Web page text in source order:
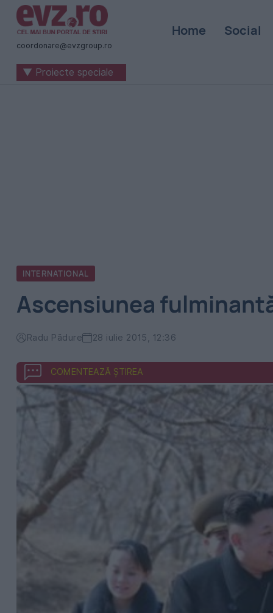
Știri
naționale
internaționale
coordonare@evzgroup.ro
Home Social
▼ Proiecte speciale
INTERNATIONAL
Ascensiunea
Radu Pădure 28 iulie 2015, 12:36
COMENTEAZĂ ȘTIREA